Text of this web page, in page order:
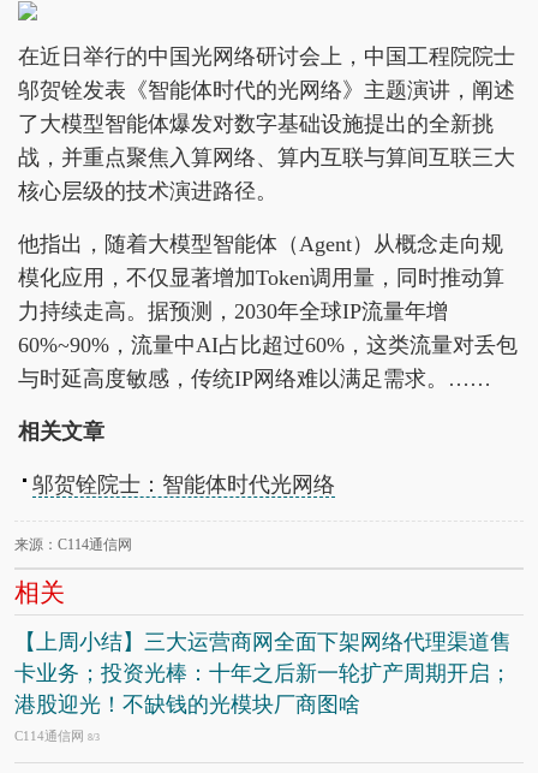
在近日举行的中国光网络研讨会上，中国工程院院士
邬贺铨发表《智能体时代的光网络》主题演讲，阐述
了大模型智能体爆发对数字基础设施提出的全新挑
战，并重点聚焦入算网络、算内互联与算间互联三大
核心层级的技术演进路径。
他指出，随着大模型智能体（Agent）从概念走向规
模化应用，不仅显著增加Token调用量，同时推动算
力持续走高。据预测，2030年全球IP流量年增
60%~90%，流量中AI占比超过60%，这类流量对丢包
与时延高度敏感，传统IP网络难以满足需求。……
相关文章
邬贺铨院士：智能体时代光网络
来源：C114通信网
相关
【上周小结】三大运营商网全面下架网络代理渠道售
卡业务；投资光棒：十年之后新一轮扩产周期开启；
港股迎光！不缺钱的光模块厂商图啥
C114通信网 8/3